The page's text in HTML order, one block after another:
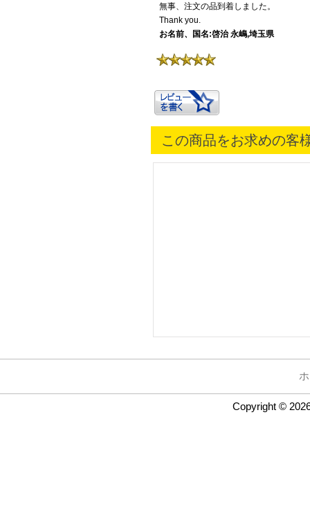
無事、注文の品到着しました。
Thank you.
お名前、国名:啓治 永嶋,埼玉県
この商品をお求めの客
Copyright ©